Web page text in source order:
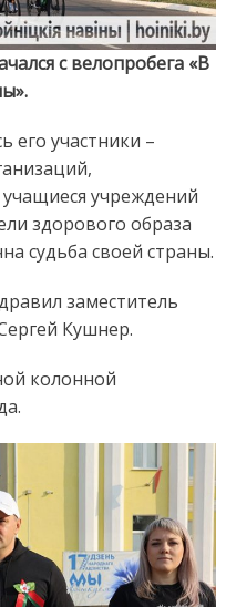
сила
с велопробега «В
его участники –
учреждений
здорового образа
судьба своей страны.
заместитель
Кушнер.
колонной